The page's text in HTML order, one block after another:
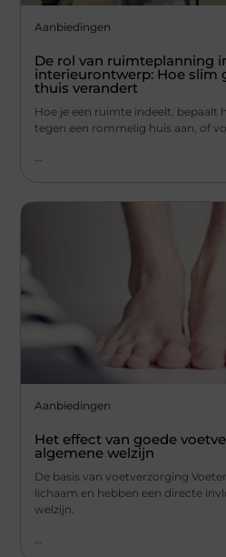
Aanbiedingen
De rol van ruimteplanning
interieurontwerp: Hoe slim
thuis verandert
Hoe je een ruimte indeelt, bepaalt
tegen een rommelig huis aan, of
...
Aanbiedingen
Het effect van goede
algemene welzijn
De basis van voetverzorging
lichaam en hebben een directe
welzijn.